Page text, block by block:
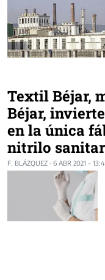
Textil Béjar,
Béjar,
en la única
nitrilo
F. BLÁZQUEZ · 6 ABR 2021 -